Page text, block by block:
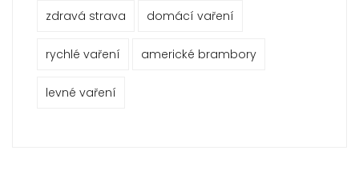
zdravá strava domácí vaření
rychlé vaření americké brambory
levné vaření